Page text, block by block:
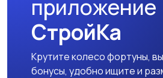
приложение
СтройКа
Крутите колесо фортуны,
бонусы, удобно ищите и